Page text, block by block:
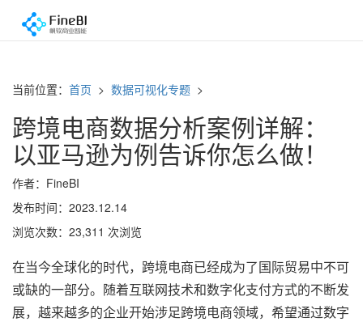
当前位置： 首页 > 数据可视化专题 >
跨境电商数据分析案例详解：
以亚马逊为例告诉你怎么做！
作者：FineBI
发布时间：2023.12.14
浏览次数：23,311 次浏览
在当今全球化的时代，跨境电商已经成为了国际贸易中不可
或缺的一部分。随着互联网技术和数字化支付方式的不断发
展，越来越多的企业开始涉足跨境电商领域，希望通过数字